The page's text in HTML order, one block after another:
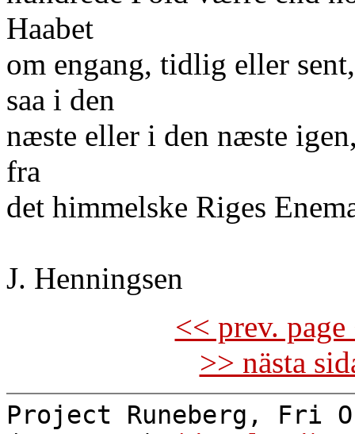
Haabet
om engang, tidlig eller
saa i den
næste eller i den næste
fra
det himmelske Riges
J. Henningsen
<< prev.
>> nästa
Project Runeberg, Fri